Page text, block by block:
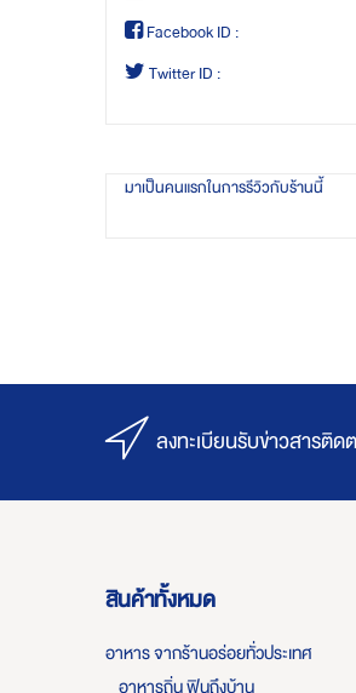
Facebook ID :
Twitter ID :
มาเป็นคนแรกในการรีวิวกับร้านนี้
ลงทะเบียนรับข่าวสารติด
สินค้าทั้งหมด
อาหาร จากร้านอร่อยทั่วประเทศ
อาหารถิ่น ฟินถึงบ้าน